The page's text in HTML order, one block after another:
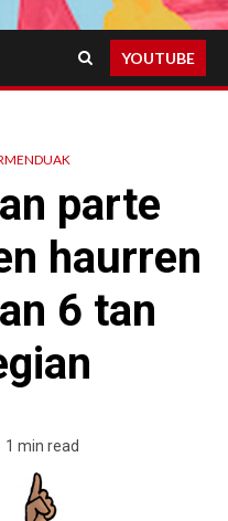
YOUTUBE
parte
haurren
6 tan
1 min read